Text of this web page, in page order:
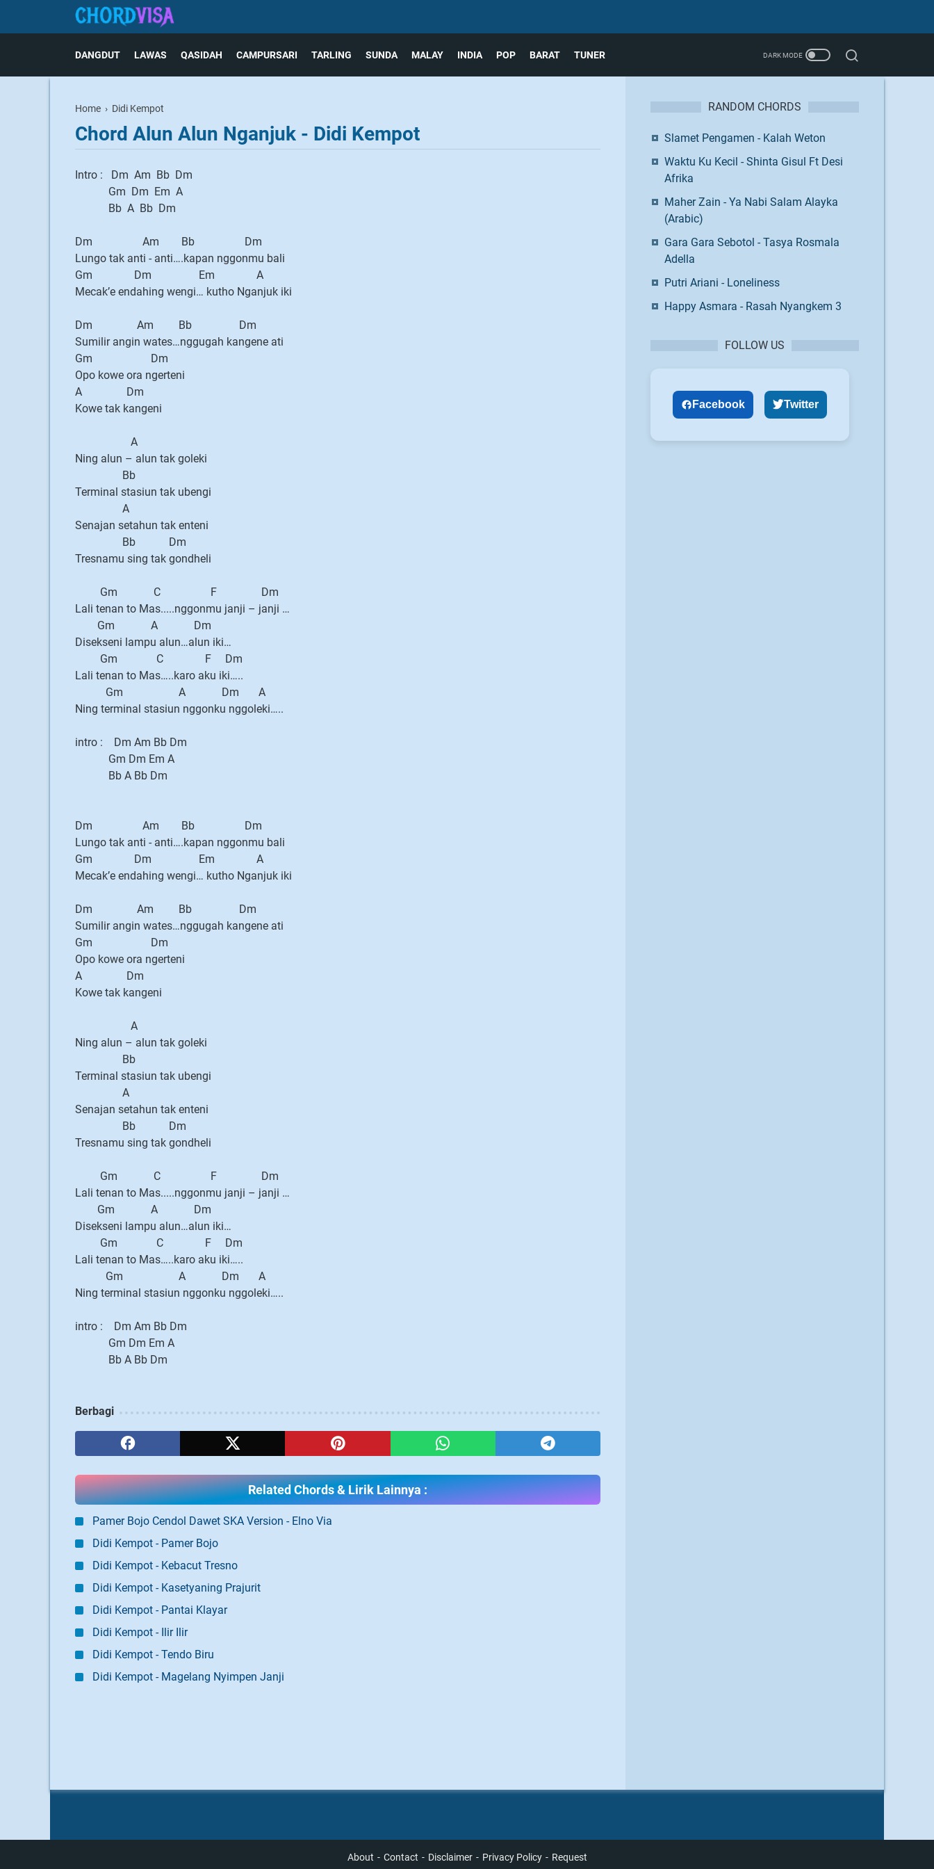
DANGDUT LAWAS QASIDAH CAMPURSARI TARLING SUNDA MALAY INDIA POP BARAT TUNER
Home › Didi Kempot
Chord Alun Alun Nganjuk - Didi Kempot
Intro : Dm Am Bb Dm
Gm Dm Em A
Bb A Bb Dm
Dm Am Bb Dm
Lungo tak anti - anti….kapan nggonmu bali
Gm Dm Em A
Mecak’e endahing wengi… kutho Nganjuk iki
Dm Am Bb Dm
Sumilir angin wates…nggugah kangene ati
Gm Dm
Opo kowe ora ngerteni
A Dm
Kowe tak kangeni
A
Ning alun – alun tak goleki
Bb
Terminal stasiun tak ubengi
A
Senajan setahun tak enteni
Bb Dm
Tresnamu sing tak gondheli
Gm C F Dm
Lali tenan to Mas.....nggonmu janji – janji …
Gm A Dm
Disekseni lampu alun…alun iki…
Gm C F Dm
Lali tenan to Mas…..karo aku iki…..
Gm A Dm A
Ning terminal stasiun nggonku nggoleki…..
intro : Dm Am Bb Dm
Gm Dm Em A
Bb A Bb Dm
Dm Am Bb Dm
Lungo tak anti - anti….kapan nggonmu bali
Gm Dm Em A
Mecak’e endahing wengi… kutho Nganjuk iki
Dm Am Bb Dm
Sumilir angin wates…nggugah kangene ati
Gm Dm
Opo kowe ora ngerteni
A Dm
Kowe tak kangeni
A
Ning alun – alun tak goleki
Bb
Terminal stasiun tak ubengi
A
Senajan setahun tak enteni
Bb Dm
Tresnamu sing tak gondheli
Gm C F Dm
Lali tenan to Mas.....nggonmu janji – janji …
Gm A Dm
Disekseni lampu alun…alun iki…
Gm C F Dm
Lali tenan to Mas…..karo aku iki…..
Gm A Dm A
Ning terminal stasiun nggonku nggoleki…..
intro : Dm Am Bb Dm
Gm Dm Em A
Bb A Bb Dm
Berbagi
Related Chords & Lirik Lainnya :
Pamer Bojo Cendol Dawet SKA Version - Elno Via
Didi Kempot - Pamer Bojo
Didi Kempot - Kebacut Tresno
Didi Kempot - Kasetyaning Prajurit
Didi Kempot - Pantai Klayar
Didi Kempot - Ilir Ilir
Didi Kempot - Tendo Biru
Didi Kempot - Magelang Nyimpen Janji
RANDOM CHORDS
Slamet Pengamen - Kalah Weton
Waktu Ku Kecil - Shinta Gisul Ft Desi
Afrika
Maher Zain - Ya Nabi Salam Alayka
(Arabic)
Gara Gara Sebotol - Tasya Rosmala
Adella
Putri Ariani - Loneliness
Happy Asmara - Rasah Nyangkem 3
FOLLOW US
Facebook Twitter
About Contact Disclaimer Privacy Policy Request